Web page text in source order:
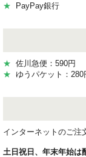
★ PayPay銀行
★ 佐川急便：590円
★ ゆうパケット：280
インターネットのご注
土日祝日、年末年始は